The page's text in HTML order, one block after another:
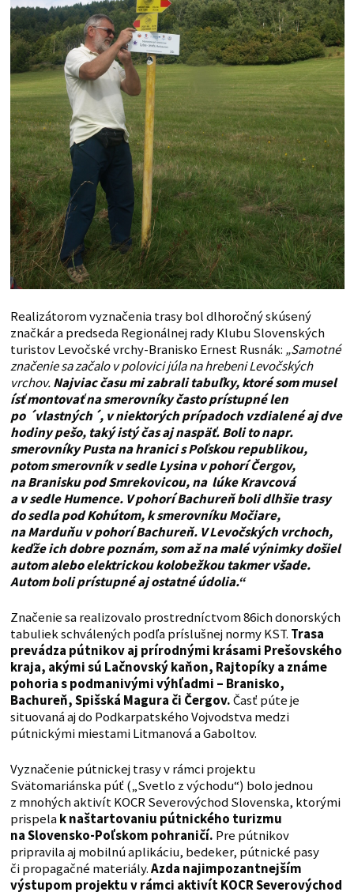
Realizátorom vyznačenia trasy bol dlhoročný skúsený
značkár a predseda Regionálnej rady Klubu Slovenských
turistov Levočské vrchy-Branisko Ernest Rusnák: „Samotné
značenie sa začalo v polovici júla na hrebeni Levočských
vrchov.Najviac času mi zabrali tabuľky, ktoré som musel
ísť montovať na smerovníky často prístupné len
po ´vlastných´, v niektorých prípadoch vzdialené aj dve
hodiny pešo, taký istý čas aj naspäť. Boli to napr.
smerovníky Pusta na hranici s Poľskou republikou,
potom smerovník v sedle Lysina v pohorí Čergov,
na Branisku pod Smrekovicou, na lúke Kravcová
a v sedle Humence. V pohorí Bachureň boli dlhšie trasy
do sedla pod Kohútom, k smerovníku Močiare,
na Marduňu v pohorí Bachureň. V Levočských vrchoch,
keďže ich dobre poznám, som až na malé výnimky došiel
autom alebo elektrickou kolobežkou takmer všade.
Autom boli prístupné aj ostatné údolia.“
Značenie sa realizovalo prostredníctvom 86ich donorských
tabuliek schválených podľa príslušnej normy KST. Trasa
prevádza pútnikov aj prírodnými krásami Prešovského
kraja, akými sú Lačnovský kaňon, Rajtopíky a známe
pohoria s podmanivými výhľadmi – Branisko,
Bachureň, Spišská Magura či Čergov.Časť púte je
situovaná aj do Podkarpatského Vojvodstva medzi
pútnickými miestami Litmanová a Gaboltov.
Vyznačenie pútnickej trasy v rámci projektu
Svätomariánska púť („Svetlo z východu“) bolo jednou
z mnohých aktivít KOCR Severovýchod Slovenska, ktorými
prispelak naštartovaniu pútnického turizmu
na Slovensko-Poľskom pohraničí. Pre pútnikov
pripravila aj mobilnú aplikáciu, bedeker, pútnické pasy
či propagačné materiály.Azda najimpozantnejším
výstupom projektu v rámci aktivít KOCR Severovýchod